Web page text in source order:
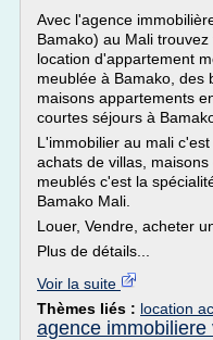
Avec l'agence
Bamako) au Mali
location d'appartement
meublée à Bamako, des
maisons appartements
courtes séjours à
L'immobilier au mali
achats de villas,
meublés c'est la
Bamako Mali.
Louer, Vendre, acheter
Plus de détails...
Voir la suite
Thèmes liés : location
agence immobiliere